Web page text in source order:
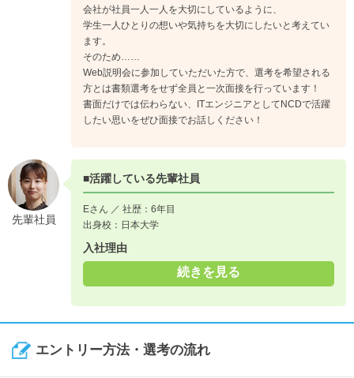
会社が社員一人一人を大切にしているように、
学生一人ひとりの想いや気持ちを大切にしたいと考えてい
ます。
そのため……
Web説明会に参加していただいた方で、選考を希望される
方とは書類選考をせず全員と一次面接を行っています！
書面だけでは伝わらない、ITエンジニアとしてNCDで活躍
したい思いをぜひ面接でお話しください！
先輩社員
■活躍している先輩社員
Eさん ／ 社歴：6年目
出身校：日本大学
入社理由
続きを見る
エントリー方法・選考の流れ